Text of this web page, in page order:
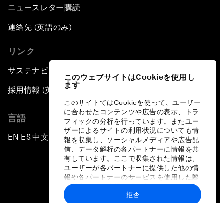
このウェブサイトはCookieを使用し
ます
このサイトではCookieを使って、ユーザー
に合わせたコンテンツや広告の表示、トラ
フィックの分析を行っています。またユー
ザーによるサイトの利用状況についても情
報を収集し、ソーシャルメディアや広告配
信、データ解析の各パートナーに情報を共
有しています。ここで収集された情報は、
ユーザーが各パートナーに提供した他の情
報や各パートナーのサービスを使用した際
に収集された情報と組み合わされ、各パー
トナーによって使用されることがありま
拒否
ニュースレター購読
連絡先 (英語のみ)
リンク
サステナビリティへの取り組み
採用情報 (英語のみ)
言語
EN ▪ ES▪中文▪ 日本語